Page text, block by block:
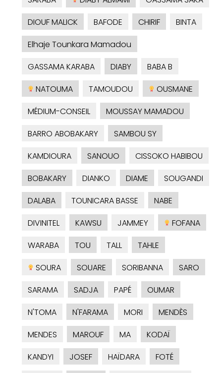
DIOUF MALICK
BAFODE CHIRIF
BINTA
Elhaje Tounkara Mamadou
GASSAMA KARABA
DIABY
BABA B
NATOUMA
TAMOUDOU
OUSMANE
MÉDIUM-CONSEIL
MOUSSAY MAMADOU
BARRO ABOBAKARY
SAMBOU SY
KAMDIOURA
SANOUO
CISSOKO HABIBOU
BOBAKARY
DIANKO DIAME
SOUGANDI
DALABA
TOUNICARA BASSE
NABE
DIVINITEL
KAWSU JAMMEY
FOFANA
WARABA
TOU TALL
TAHLE
SOURA
SOUARE SORIBANNA
SARO
SARAMA
SADJA PAPÉ
OUMAR
N'TOMA
N'FARAMA MORI
MENDÈS
MENDES
MAROUF MA
KODAÏ
KANDYI
JOSEF HAÏDARA
FOTÉ